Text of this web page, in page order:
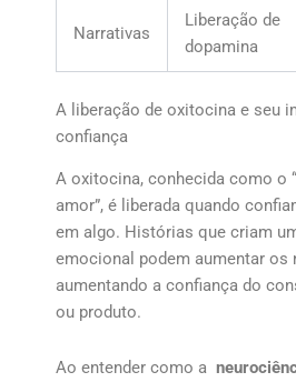
Narrativas
Liberação de
dopamina
A liberação de oxitocina e seu
confiança
A oxitocina, conhecida como o
amor”, é liberada quando
em algo. Histórias que criam
emocional podem aumentar os
aumentando a confiança do
ou produto.
Ao entender como a